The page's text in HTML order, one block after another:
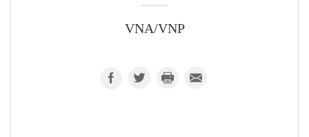
VNA/VNP